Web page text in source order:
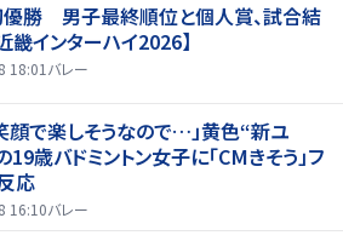
勝 男子最終順位と個人賞、試合結
畿インターハイ2026】
18:01 バレー
顔で楽しそうなので…」黄色“新ユ
歳バドミントン女子に「CMきそう」フ
応
16:10バレー